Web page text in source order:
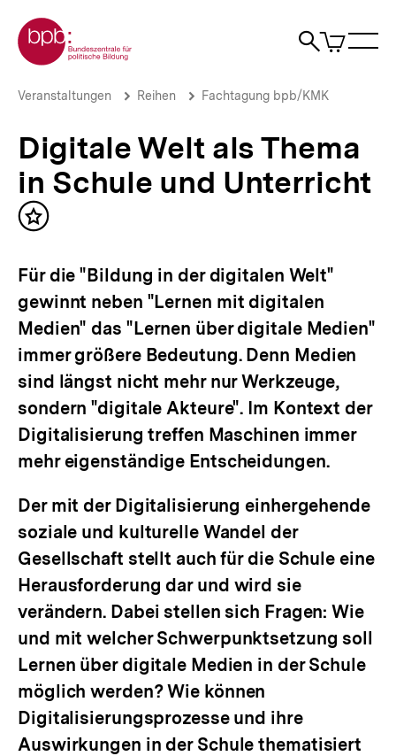
zum
Seiteninhalt
springen
Zur Startseite der bpb
Suche
Artikel
im
Digitale
Thema
Schule
und
Unterricht
Brotkrümelnavigation
Pfadnavigation
Veranstaltungen Reihen Fachtagung bpb/KMK
Digitale Welt als Thema
in Schule und Unterricht
Inhalt
Für die "Bildung in der digitalen Welt"
gewinnt neben "Lernen mit digitalen
Medien" das "Lernen über digitale Medien"
immer größere Bedeutung. Denn Medien
sind längst nicht mehr nur Werkzeuge,
sondern "digitale Akteure". Im Kontext der
Digitalisierung treffen Maschinen immer
mehr eigenständige Entscheidungen.
Der mit der Digitalisierung einhergehende
soziale und kulturelle Wandel der
Gesellschaft stellt auch für die Schule eine
Herausforderung dar und wird sie
verändern. Dabei stellen sich Fragen: Wie
und mit welcher Schwerpunktsetzung soll
Lernen über digitale Medien in der Schule
möglich werden? Wie können
Digitalisierungsprozesse und ihre
Auswirkungen in der Schule thematisiert